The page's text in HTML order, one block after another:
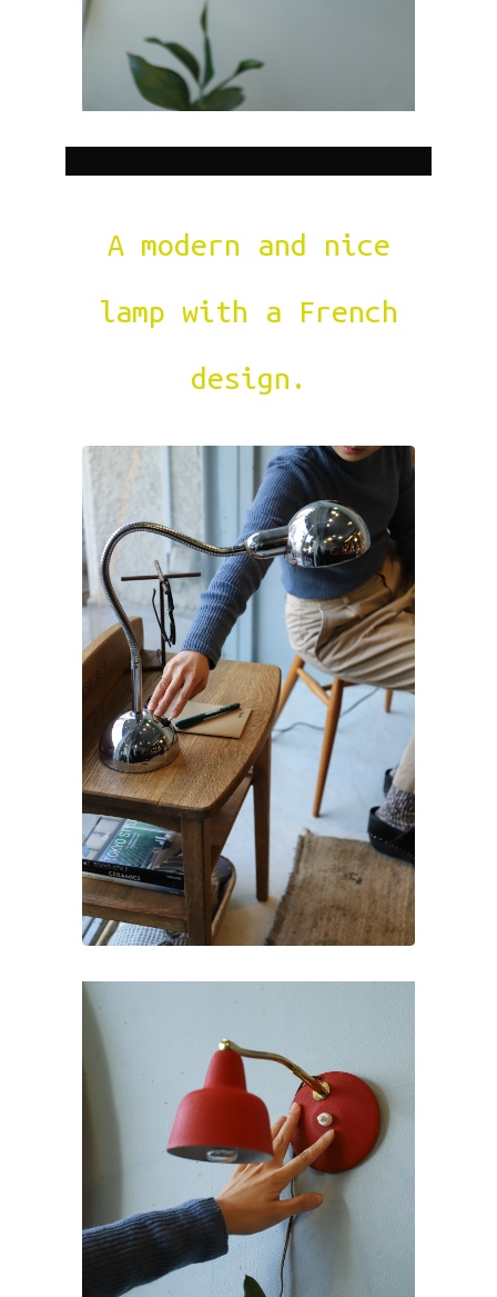
A modern and nice
lamp with a French
design.